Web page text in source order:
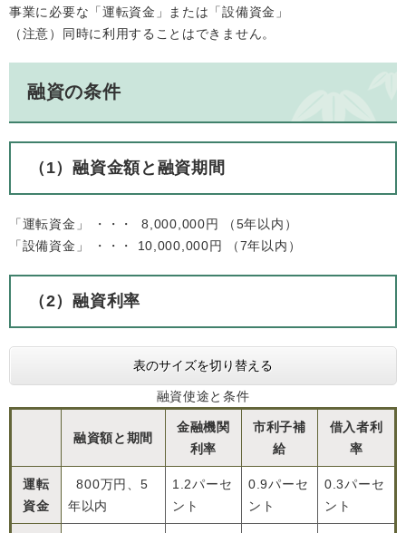
事業に必要な「運転資金」または「設備資金」
（注意）同時に利用することはできません。
融資の条件
（1）融資金額と融資期間
「運転資金」 ・・・ 8,000,000円 （5年以内）
「設備資金」 ・・・ 10,000,000円 （7年以内）
（2）融資利率
表のサイズを切り替える
融資使途と条件
融資額と期間
金融機関
利率
市利子補
給
借入者利
率
運転
資金
800万円、5
年以内
1.2パーセ
ント
0.9パーセ
ント
0.3パーセ
ント